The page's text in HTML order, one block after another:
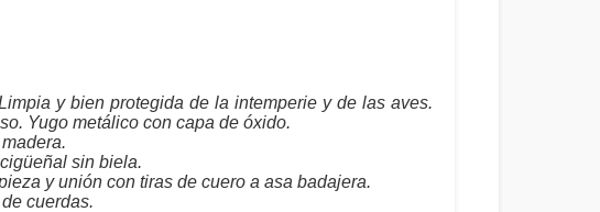
y bien protegida de la intemperie y de las aves.
Yugo metálico con capa de óxido.
sin biela.
y unión con tiras de cuero a asa badajera.
cuerdas.